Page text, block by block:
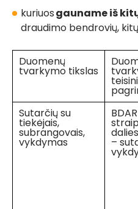
kuriuosgauname iš
draudimo bendrovių,
Duomenų
tvarkymo tikslas
Sutarčių su
tiekėjais,
subrangovais,
vykdymas –